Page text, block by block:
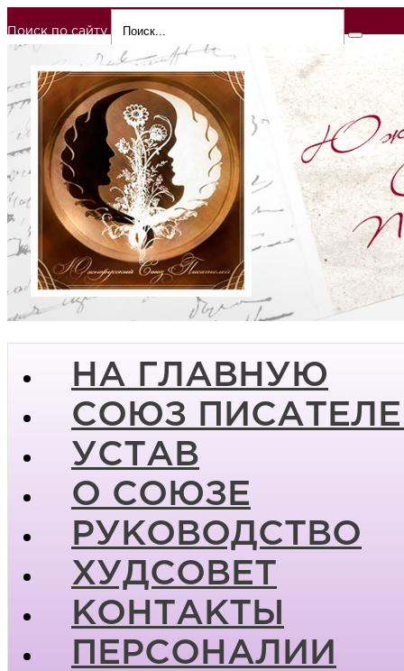
Поиск по сайту
НА ГЛАВНУЮ
СОЮЗ
УСТАВ
О СОЮЗЕ
РУКОВОДСТВО
ХУДСОВЕТ
КОНТАКТЫ
ПЕРСОНАЛИИ